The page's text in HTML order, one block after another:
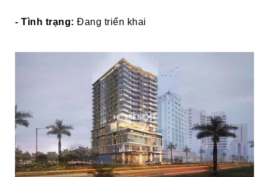
- Tình trạng: Đang triển khai